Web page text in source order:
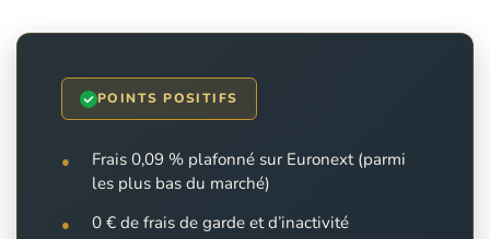
POINTS POSITIFS
Frais 0,09 % plafonné sur Euronext (parmi
les plus bas du marché)
0 € de frais de garde et d’inactivité